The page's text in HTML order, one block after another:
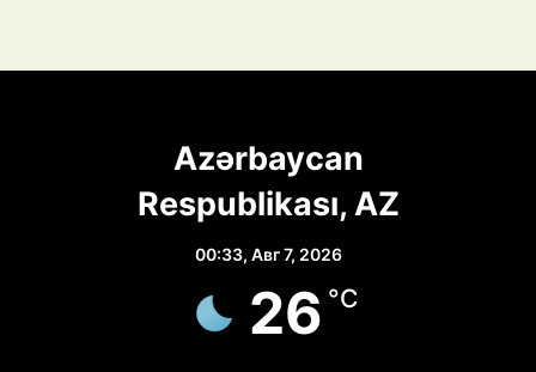
Azərbaycan
Respublikası, AZ
00:33, Авг 7, 2026
26 °C